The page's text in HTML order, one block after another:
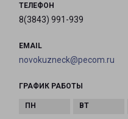
ТЕЛЕФОН
8(3843) 991-939
EMAIL
novokuzneck@pecom.ru
ГРАФИК РАБОТЫ